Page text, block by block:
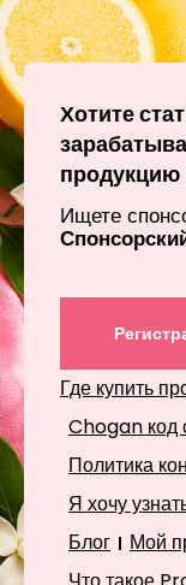
Хотите
Ищете
Где купить
Chogan код
Политика
Я хочу
Блог
Мой